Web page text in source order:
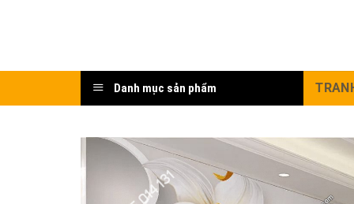
dung
Danh mục sản phẩm